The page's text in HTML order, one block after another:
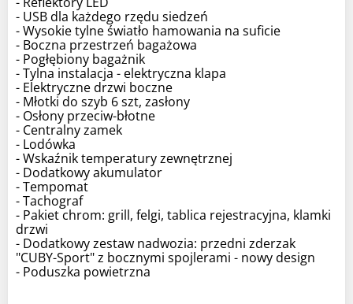
- USB dla każdego rzędu siedzeń
- Wysokie tylne światło hamowania na suficie
- Boczna przestrzeń bagażowa
- Pogłębiony bagażnik
- Tylna instalacja - elektryczna klapa
- Elektryczne drzwi boczne
- Młotki do szyb 6 szt, zasłony
- Osłony przeciw-błotne
- Centralny zamek
- Lodówka
- Wskaźnik temperatury zewnętrznej
- Dodatkowy akumulator
- Tempomat
- Tachograf
- Pakiet chrom: grill, felgi, tablica rejestracyjna, klamki
drzwi
- Dodatkowy zestaw nadwozia: przedni zderzak
"CUBY-Sport" z bocznymi spojlerami - nowy design
- Poduszka powietrzna